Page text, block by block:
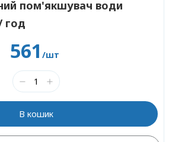
пом'якшувач води
год
561 /шт
В кошик